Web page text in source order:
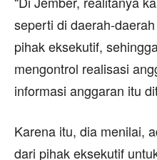
seperti di daerah-
pihak eksekutif,
mengontrol realisasi
informasi anggaran itu
Karena itu, dia menilai,
dari pihak eksekutif